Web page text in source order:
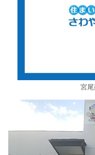
宮